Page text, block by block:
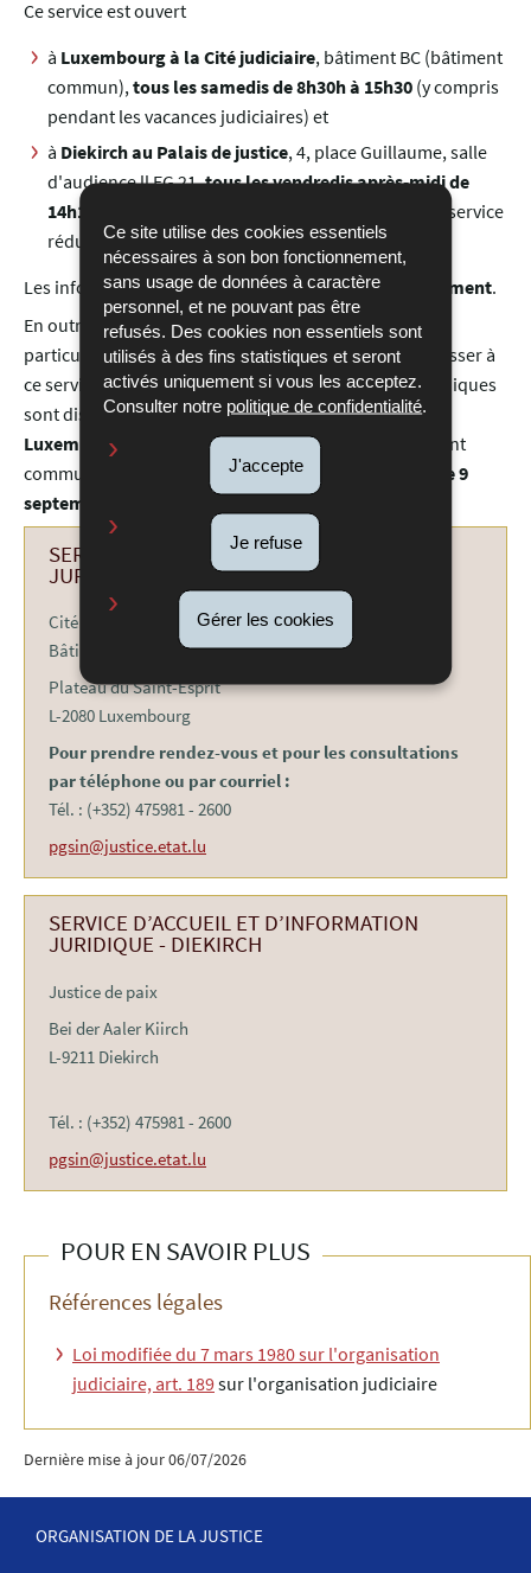
Ce site utilise des cookies essentiels
nécessaires à son bon fonctionnement,
sans usage de données à caractère
personnel, et ne pouvant pas être
refusés. Des cookies non essentiels sont
utilisés à des fins statistiques et seront
activés uniquement si vous les acceptez.
Consulter notre politique de confidentialité
J'accepte
Je refuse
Gérer les cookies
Ce service est ouvert
à Luxembourg à la Cité judiciaire, bâtiment BC (bâtiment
commun), tous les samedis de 8h30h à 15h30 (y compris
pendant les vacances judiciaires) et
à Diekirch au Palais de justice, 4, place Guillaume, salle
d'audience ll EG 21,tous les vendredis après-midi de
14h15 à 17h00
(y compris pendant les périodes de service
réduit).
Les informations juridiques sont dispensées gratuitement.
En outre, les personnes désirant être informées plus
particulièrement endroit de la famillepeuvent s'adresser à
ce service assuré par un juriste. Les informations juridiques
sont dispenséesgratuitement. Ce service est ouvert à
Luxembourg
à la Cité judiciaire,bâtiment BC (bâtiment
commun),
tous les mercredisde 8h30 à 12h00, sauf le 9
septembre 2026.
SERVICE D’ACCUEIL ET D’INFORMATION
JURIDIQUE - LUXEMBOURG
Cité judiciaire
Bâtiment BC
Plateau du Saint-Esprit
L-2080 Luxembourg
Pour prendre rendez-vous et pour les consultations
par téléphone ou par courriel :
Tél. : (+352) 475981 - 2600
pgsin@justice.etat.lu
SERVICE D’ACCUEIL ET D’INFORMATION
JURIDIQUE - DIEKIRCH
Justice de paix
Bei der Aaler Kiirch
L-9211 Diekirch
Tél. : (+352) 475981 - 2600
pgsin@justice.etat.lu
POUR EN SAVOIR PLUS
Références légales
Loi modifiée du 7 mars 1980 sur l'organisation
judiciaire, art. 189sur l'organisation judiciaire
Dernière mise à jour06/07/2026
ORGANISATION DE LA JUSTICE